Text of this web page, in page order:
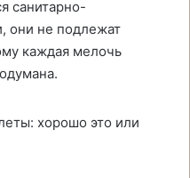
санитарно-
они не подлежат
каждая мелочь